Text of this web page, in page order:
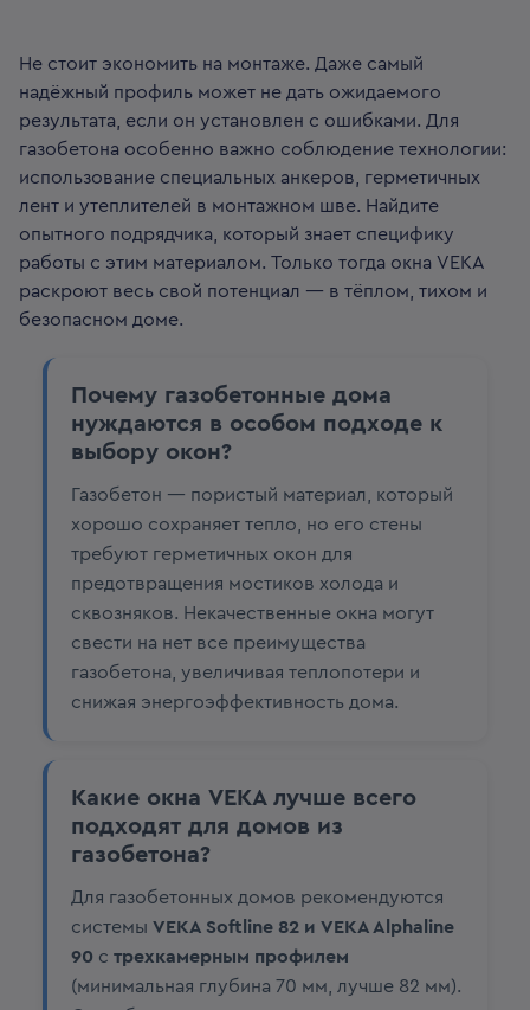
Не стоит экономить на монтаже. Даже самый
надёжный профиль может не дать ожидаемого
результата, если он установлен с ошибками. Для
газобетона особенно важно соблюдение технологии:
использование специальных анкеров, герметичных
лент и утеплителей в монтажном шве. Найдите
опытного подрядчика, который знает специфику
работы с этим материалом. Только тогда окна VEKA
раскроют весь свой потенциал — в тёплом, тихом и
безопасном доме.
Почему газобетонные дома
нуждаются в особом подходе к
выбору окон?
Газобетон — пористый материал, который
хорошо сохраняет тепло, но его стены
требуют герметичных окон для
предотвращения мостиков холода и
сквозняков. Некачественные окна могут
свести на нет все преимущества
газобетона, увеличивая теплопотери и
снижая энергоэффективность дома.
Какие окна VEKA лучше всего
подходят для домов из
газобетона?
Для газобетонных домов рекомендуются
системы VEKA Softline 82 и VEKA Alphaline
90 с трехкамерным профилем
(минимальная глубина 70 мм, лучше 82 мм).